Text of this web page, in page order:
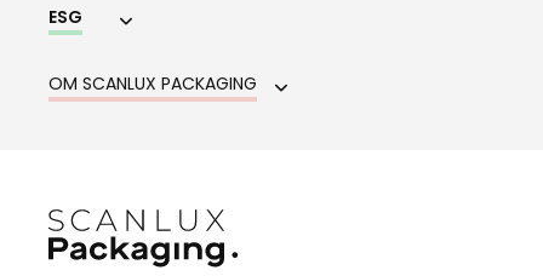
ESG
OM SCANLUX PACKAGING